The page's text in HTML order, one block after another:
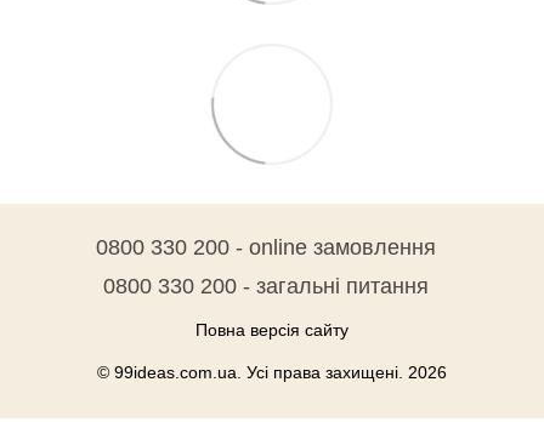
0800 330 200 - online замовлення
0800 330 200 - загальні питання
Повна версія сайту
© 99ideas.com.ua. Усі права захищені. 2026